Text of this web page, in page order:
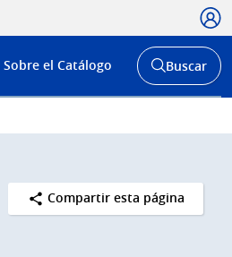
Menú
de
Sobre el Catálogo
Abrir
buscador
Buscar
Compartir esta página